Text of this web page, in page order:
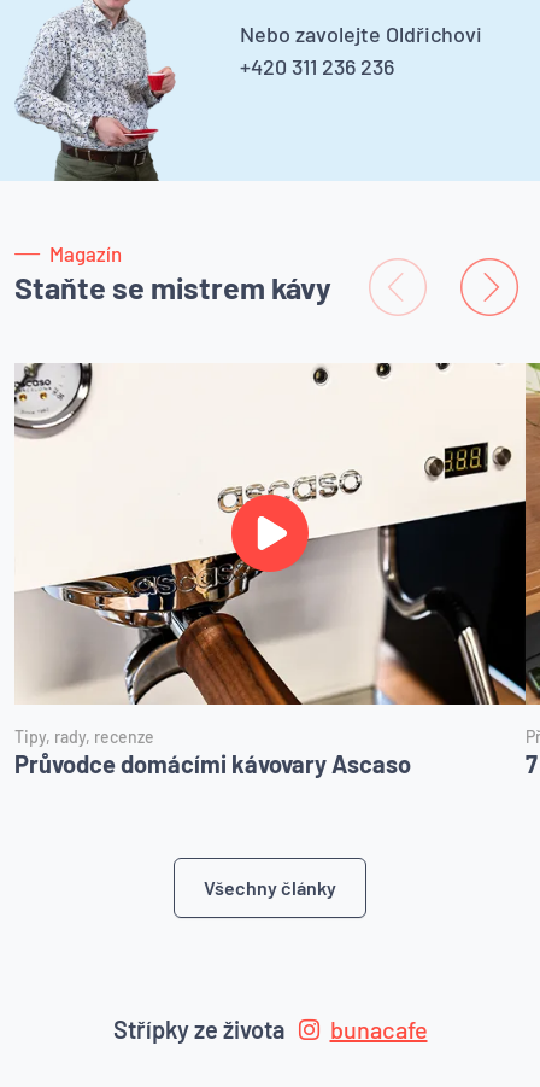
Nebo zavolejte Oldřichovi
+420 311 236 236
Magazín
Staňte se mistrem kávy
Tipy, rady, recenze
Průvodce domácími kávovary Ascaso
Všechny články
Střípky ze života bunacafe